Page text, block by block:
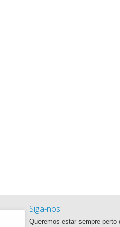
Siga-nos
Queremos estar sempre perto